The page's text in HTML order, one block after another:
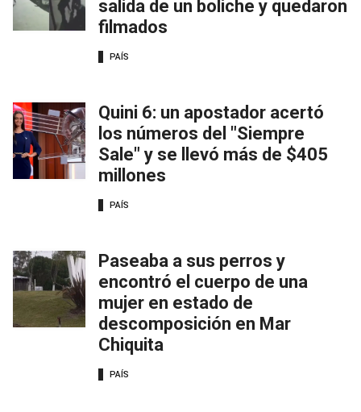
salida de un boliche y quedaron
filmados
PAÍS
Quini 6: un apostador acertó
los números del "Siempre
Sale" y se llevó más de $405
millones
PAÍS
Paseaba a sus perros y
encontró el cuerpo de una
mujer en estado de
descomposición en Mar
Chiquita
PAÍS